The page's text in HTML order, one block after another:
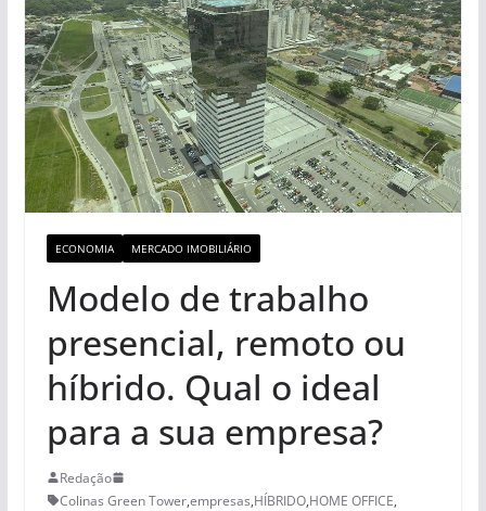
ECONOMIA MERCADO IMOBILIÁRIO
Modelo de trabalho
presencial, remoto ou
híbrido. Qual o ideal
para a sua empresa?
Redação
Colinas Green Tower,empresas,HÍBRIDO,HOME OFFICE,